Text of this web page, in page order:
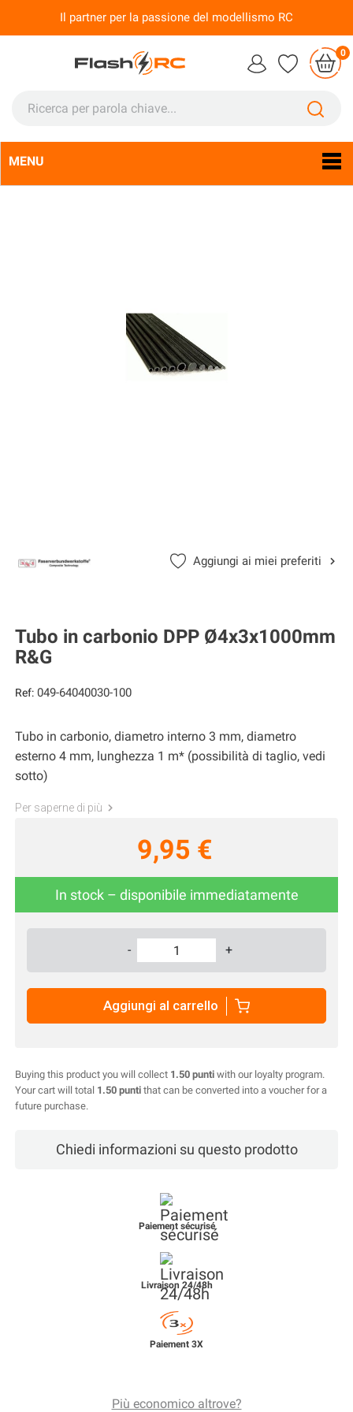
Il partner per la passione del modellismo RC
0
MENU
Lingua:
Aggiungi ai miei preferiti
Tubo in carbonio DPP Ø4x3x1000mm
R&G
Ref: 049-64040030-100
Tubo in carbonio, diametro interno 3 mm, diametro
esterno 4 mm, lunghezza 1 m* (possibilità di taglio, vedi
sotto)
Per saperne di più
9,95 €
In stock – disponibile immediatamente
- +
Aggiungi al carrello
Buying this product you will collect 1.50 punti with our loyalty program.
Your cart will total 1.50 punti that can be converted into a voucher for a
future purchase.
chiedi informazioni su questo prodotto
Paiement sécurisé
Livraison 24/48h
Paiement 3X
Più economico altrove?